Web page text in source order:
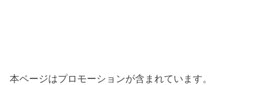
本ページはプロモーションが含まれています。